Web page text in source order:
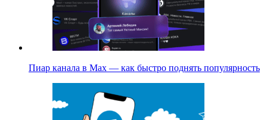
Пиар канала в Max — как быстро поднять популярность